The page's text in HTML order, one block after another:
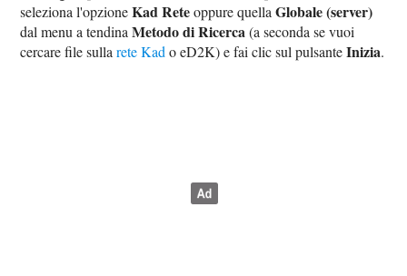
seleziona l'opzioneKad Reteoppure quellaGlobale (server)
dal menu a tendinaMetodo di Ricerca(a seconda se vuoi
cercare file sullarete Kado eD2K) e fai clic sul pulsanteInizia.